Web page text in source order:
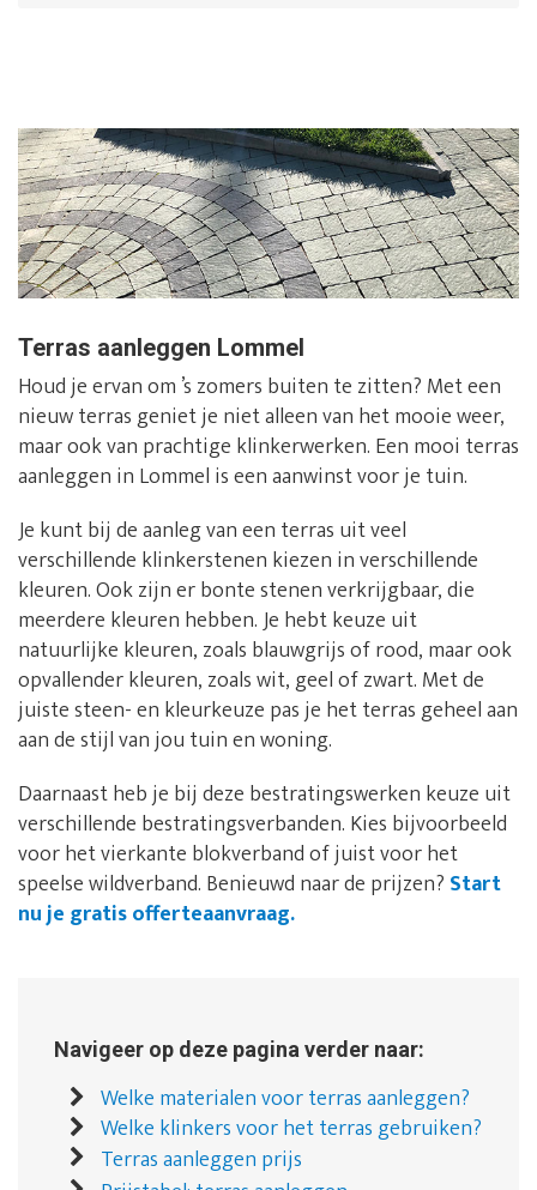
Terras aanleggen Lommel
Houd je ervan om ’s zomers buiten te zitten? Met een
nieuw terras geniet je niet alleen van het mooie weer,
maar ook van prachtige klinkerwerken. Een mooi terras
aanleggen in Lommel is een aanwinst voor je tuin.
Je kunt bij de aanleg van een terras uit veel
verschillende klinkerstenen kiezen in verschillende
kleuren. Ook zijn er bonte stenen verkrijgbaar, die
meerdere kleuren hebben. Je hebt keuze uit
natuurlijke kleuren, zoals blauwgrijs of rood, maar ook
opvallender kleuren, zoals wit, geel of zwart. Met de
juiste steen- en kleurkeuze pas je het terras geheel aan
aan de stijl van jou tuin en woning.
Daarnaast heb je bij deze bestratingswerken keuze uit
verschillende bestratingsverbanden. Kies bijvoorbeeld
voor het vierkante blokverband of juist voor het
speelse wildverband. Benieuwd naar de prijzen? Start
nu je gratis offerteaanvraag.
Navigeer op deze pagina verder naar:
Welke materialen voor terras aanleggen?
Welke klinkers voor het terras gebruiken?
Terras aanleggen prijs